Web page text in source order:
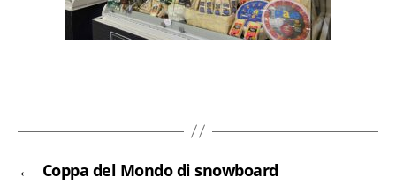
← Coppa del Mondo di snowboard